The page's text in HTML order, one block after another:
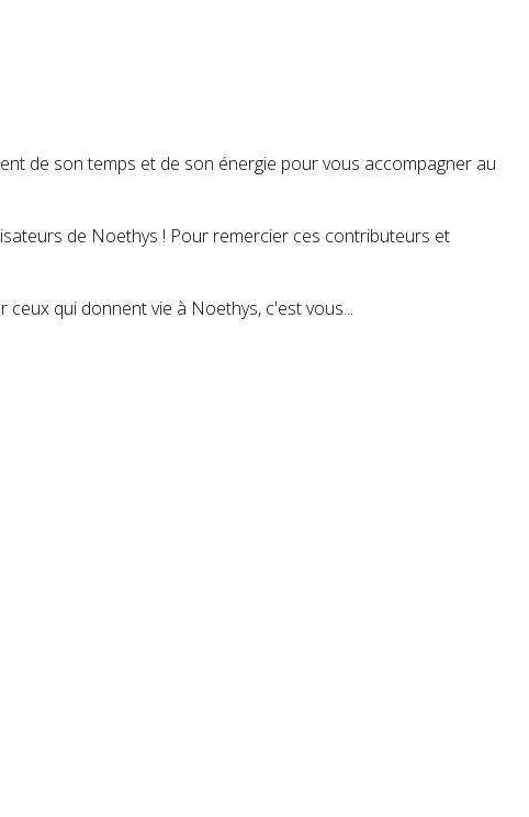
de son temps et de son énergie pour vous accompagner au
de Noethys ! Pour remercier ces contributeurs et
qui donnent vie à Noethys, c'est vous...